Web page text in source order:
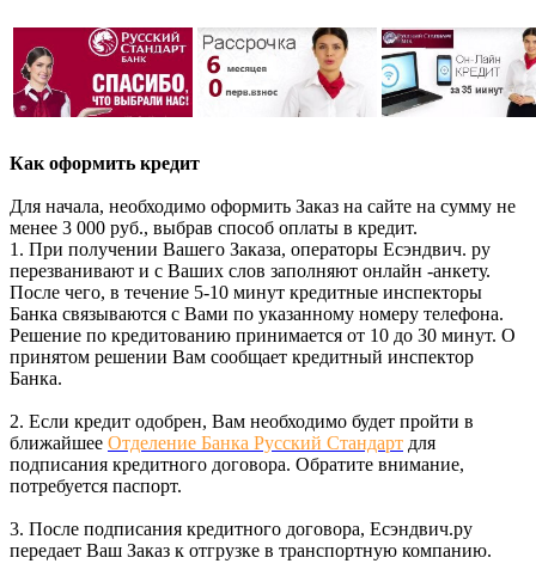
Как оформить кредит
Для начала, необходимо оформить Заказ на сайте на сумму не
менее 3 000 руб., выбрав способ оплаты в кредит.
1. При получении Вашего Заказа, операторы Есэндвич. ру
перезванивают и с Ваших слов заполняют онлайн -анкету.
После чего, в течение 5-10 минут кредитные инспекторы
Банка связываются с Вами по указанному номеру телефона.
Решение по кредитованию принимается от 10 до 30 минут. О
принятом решении Вам сообщает кредитный инспектор
Банка.
2. Если кредит одобрен, Вам необходимо будет пройти в
ближайшее Отделение Банка Русский Стандарт для
подписания кредитного договора. Обратите внимание,
потребуется паспорт.
3. После подписания кредитного договора, Есэндвич.ру
передает Ваш Заказ к отгрузке в транспортную компанию.